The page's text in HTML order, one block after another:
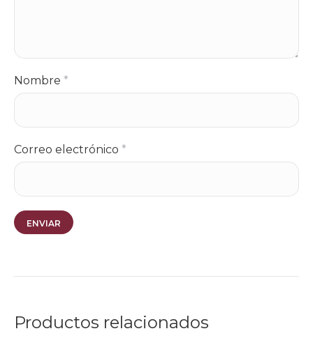
Nombre *
Correo electrónico *
Productos relacionados